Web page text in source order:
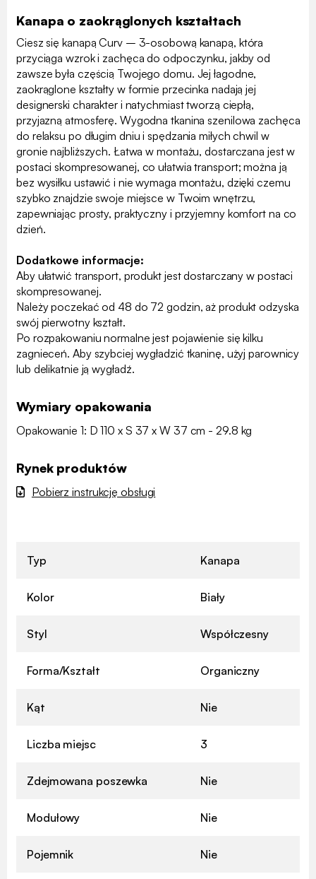
Kanapa o zaokrąglonych kształtach
Ciesz się kanapą Curv – 3-osobową kanapą, która
przyciąga wzrok i zachęca do odpoczynku, jakby od
zawsze była częścią Twojego domu. Jej łagodne,
zaokrąglone kształty w formie przecinka nadają jej
designerski charakter i natychmiast tworzą ciepłą,
przyjazną atmosferę. Wygodna tkanina szenilowa zachęca
do relaksu po długim dniu i spędzania miłych chwil w
gronie najbliższych. Łatwa w montażu, dostarczana jest w
postaci skompresowanej, co ułatwia transport; można ją
bez wysiłku ustawić i nie wymaga montażu, dzięki czemu
szybko znajdzie swoje miejsce w Twoim wnętrzu,
zapewniając prosty, praktyczny i przyjemny komfort na co
dzień.
Dodatkowe informacje:
Aby ułatwić transport, produkt jest dostarczany w postaci
skompresowanej.
Należy poczekać od 48 do 72 godzin, aż produkt odzyska
swój pierwotny kształt.
Po rozpakowaniu normalne jest pojawienie się kilku
zagnieceń. Aby szybciej wygładzić tkaninę, użyj parownicy
lub delikatnie ją wygładź.
Wymiary opakowania
Opakowanie 1: D 110 x S 37 x W 37 cm - 29.8 kg
Rynek produktów
Pobierz instrukcję obsługi
Typ Kanapa
Kolor Biały
Styl Współczesny
Forma/Kształt Organiczny
Kąt Nie
Liczba miejsc 3
Zdejmowana poszewka Nie
Modułowy Nie
Pojemnik Nie